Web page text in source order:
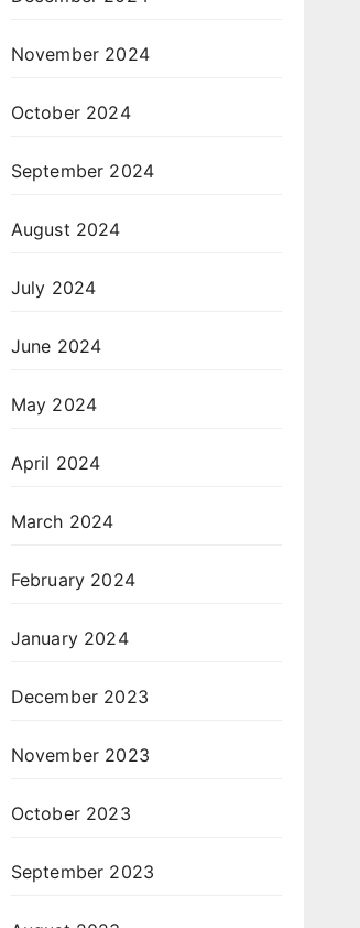
November 2024
October 2024
September 2024
August 2024
July 2024
June 2024
May 2024
April 2024
March 2024
February 2024
January 2024
December 2023
November 2023
October 2023
September 2023